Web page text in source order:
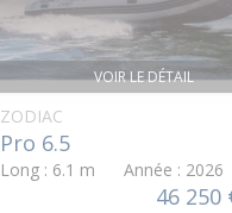
VOIR LE DÉTAIL
ZODIAC
Pro 6.5
Long : 6.1 m Année : 2026
46 250